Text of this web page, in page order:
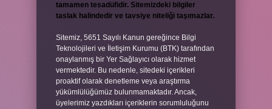
tamamen tesadüfidir. Sitemizdeki bilgiler
taslak halindedir ve tavsiye niteliği taşımazlar.
Sitemiz, 5651 Sayılı Kanun gereğince Bilgi
Teknolojileri ve İletişim Kurumu (BTK) tarafından
onaylanmış bir Yer Sağlayıcı olarak hizmet
vermektedir. Bu nedenle, sitedeki içerikleri
proaktif olarak denetleme veya araştırma
yükümlülüğümüz bulunmamaktadır. Ancak,
üyelerimiz yazdıkları içeriklerin sorumluluğunu